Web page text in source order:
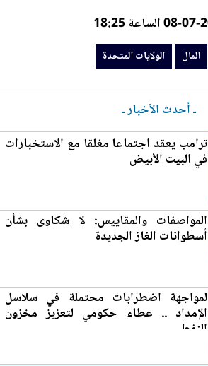
المال الولايات المتحدة
ـ أحدث الأخبار ـ
ترامب يعقد اجتماعا مغلقا مع الاستخبارات
في البيت الأبيض
المواصفات والمقاييس: لا شكاوى بشأن
أسطوانات الغازالجديدة
لمواجهة اضطرابات محتملة في سلاسل
الإمداد .. عطاء حكومي لتعزيز مخزون
النفط